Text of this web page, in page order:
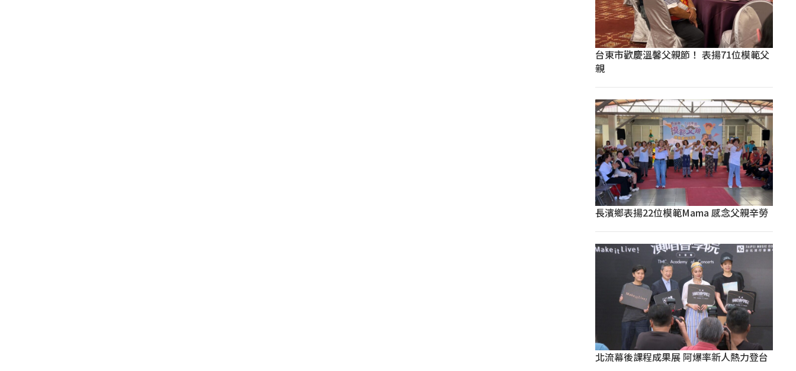
台東市歡慶溫馨父親節！ 表揚71位模範父
親
長濱鄉表揚22位模範Mama 感念父親辛勞
北流幕後課程成果展 阿爆率新人熱力登台